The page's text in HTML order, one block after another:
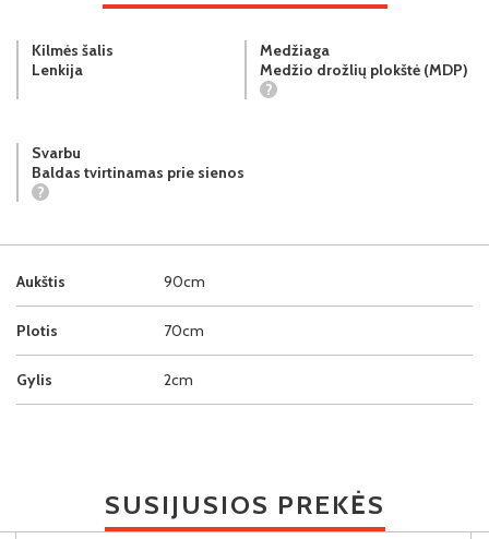
Aukštis 90cm
Plotis 70cm
Gylis 2cm
Kilmės šalis
Lenkija
Medžiaga
Medžio drožlių plokštė (MDP)
?
Svarbu
Baldas tvirtinamas prie sienos
?
SUSIJUSIOS PREKĖS